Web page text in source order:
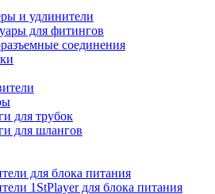
и удлинители
для фитингов
соединения
для трубок
для шлангов
для блока питания
1StPlayer для блока питания